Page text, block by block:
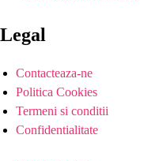
Legal
Contacteaza-ne
Politica Cookies
Termeni si conditii
Confidentialitate